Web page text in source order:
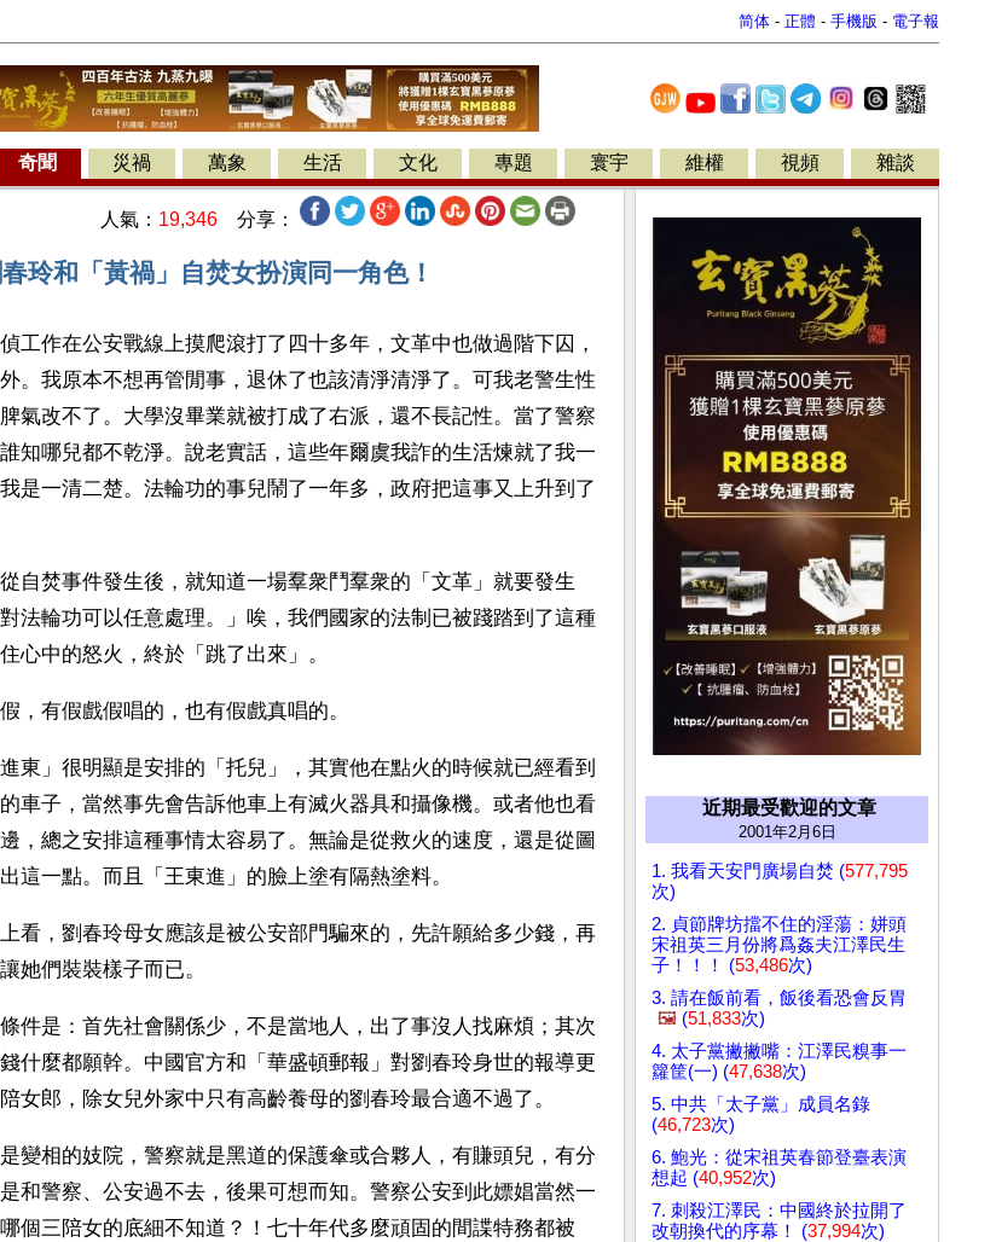
简体 - 正體 - 手機版 - 電子報
奇聞 災禍 萬象 生活 文化 專題 寰宇 維權 視頻 雜談
人氣： 19,346 分享：
玲和「黃禍」自焚女扮演同一角色！
工作在公安戰線上摸爬滾打了四十多年，文革中也做過階下囚，
。我原本不想再管閒事，退休了也該清淨清淨了。可我老警生性
氣改不了。大學沒畢業就被打成了右派，還不長記性。當了警察
知哪兒都不乾淨。說老實話，這些年爾虞我詐的生活煉就了我一
是一清二楚。法輪功的事兒鬧了一年多，政府把這事又上升到了
自焚事件發生後，就知道一場羣衆鬥羣衆的「文革」就要發生
法輪功可以任意處理。」唉，我們國家的法制已被踐踏到了這種
心中的怒火，終於「跳了出來」。
，有假戲假唱的，也有假戲真唱的。
東」很明顯是安排的「托兒」，其實他在點火的時候就已經看到
車子，當然事先會告訴他車上有滅火器具和攝像機。或者他也看
，總之安排這種事情太容易了。無論是從救火的速度，還是從圖
這一點。而且「王東進」的臉上塗有隔熱塗料。
看，劉春玲母女應該是被公安部門騙來的，先許願給多少錢，再
她們裝裝樣子而已。
件是：首先社會關係少，不是當地人，出了事沒人找麻煩；其次
什麼都願幹。中國官方和「華盛頓郵報」對劉春玲身世的報導更
女郎，除女兒外家中只有高齡養母的劉春玲最合適不過了。
變相的妓院，警察就是黑道的保護傘或合夥人，有賺頭兒，有分
和警察、公安過不去，後果可想而知。警察公安到此嫖娼當然一
個三陪女的底細不知道？！七十年代多麼頑固的間諜特務都被
近期最受歡迎的文章
2001年2月6日
1. 我看天安門廣場自焚 (577,795
次)
2. 貞節牌坊擋不住的淫蕩：姘頭
宋祖英三月份將爲姦夫江澤民生
子！！！ (53,486次)
3. 請在飯前看，飯後看恐會反胃
🖼️ (51,833次)
4. 太子黨撇撇嘴：江澤民糗事一
籮筐(一) (47,638次)
5. 中共「太子黨」成員名錄
(46,723次)
6. 鮑光：從宋祖英春節登臺表演
想起 (40,952次)
7. 刺殺江澤民：中國終於拉開了
改朝換代的序幕！ (37,994次)